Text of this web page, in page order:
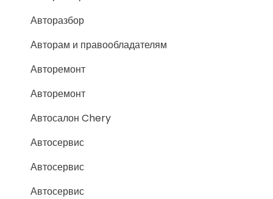
Авторазбор
Авторам и правообладателям
Авторемонт
Авторемонт
Автосалон Chery
Автосервис
Автосервис
Автосервис